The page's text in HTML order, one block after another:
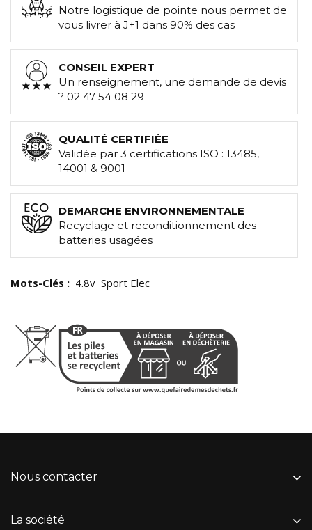
Notre logistique de pointe nous permet de
vous livrer à J+1 dans 90% des cas
CONSEIL EXPERT
Un renseignement, une demande de devis
? 02 47 54 08 29
QUALITÉ CERTIFIÉE
Validée par 3 certifications ISO : 13485,
14001 & 9001
DEMARCHE ENVIRONNEMENTALE
Recyclage et reconditionnement des
batteries usagées
Mots-Clés : 4.8v Sport Elec
Nous contacter
La société